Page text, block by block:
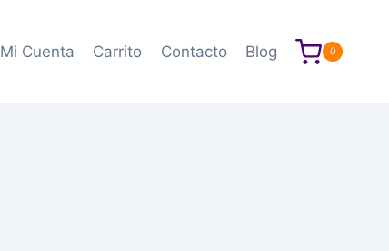
Mi Cuenta Carrito Contacto Blog 0